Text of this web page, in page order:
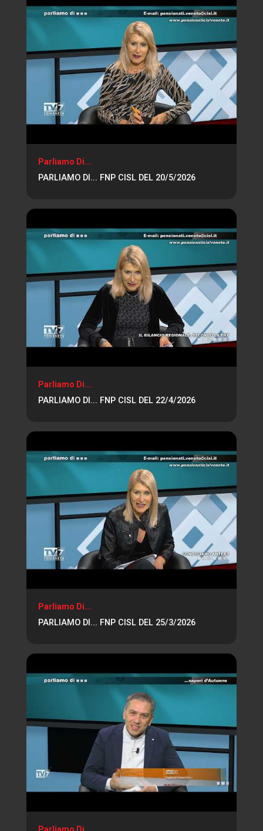
Parliamo Di...
PARLIAMO DI... FNP CISL DEL 20/5/2026
Parliamo Di...
PARLIAMO DI... FNP CISL DEL 22/4/2026
Parliamo Di...
PARLIAMO DI... FNP CISL DEL 25/3/2026
Parliamo Di...